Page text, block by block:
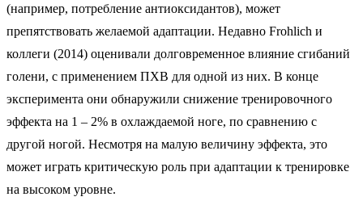
(например, потребление антиоксидантов), может
препятствовать желаемой адаптации. Недавно Frohlich и
коллеги (2014) оценивали долговременное влияние сгибаний
голени, с применением ПХВ для одной из них. В конце
эксперимента они обнаружили снижение тренировочного
эффекта на 1 – 2% в охлаждаемой ноге, по сравнению с
другой ногой. Несмотря на малую величину эффекта, это
может играть критическую роль при адаптации к тренировке
на высоком уровне.